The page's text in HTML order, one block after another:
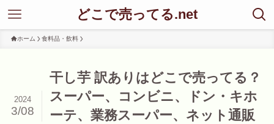
どこで売ってる.net
ホーム 食料品・飲料
干し芋 訳ありはどこで売ってる？
スーパー、コンビニ、ドン・キホ
ーテ、業務スーパー、ネット通販
2024
3/08